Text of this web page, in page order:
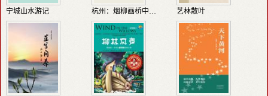
宁城山水游记 艺林散叶